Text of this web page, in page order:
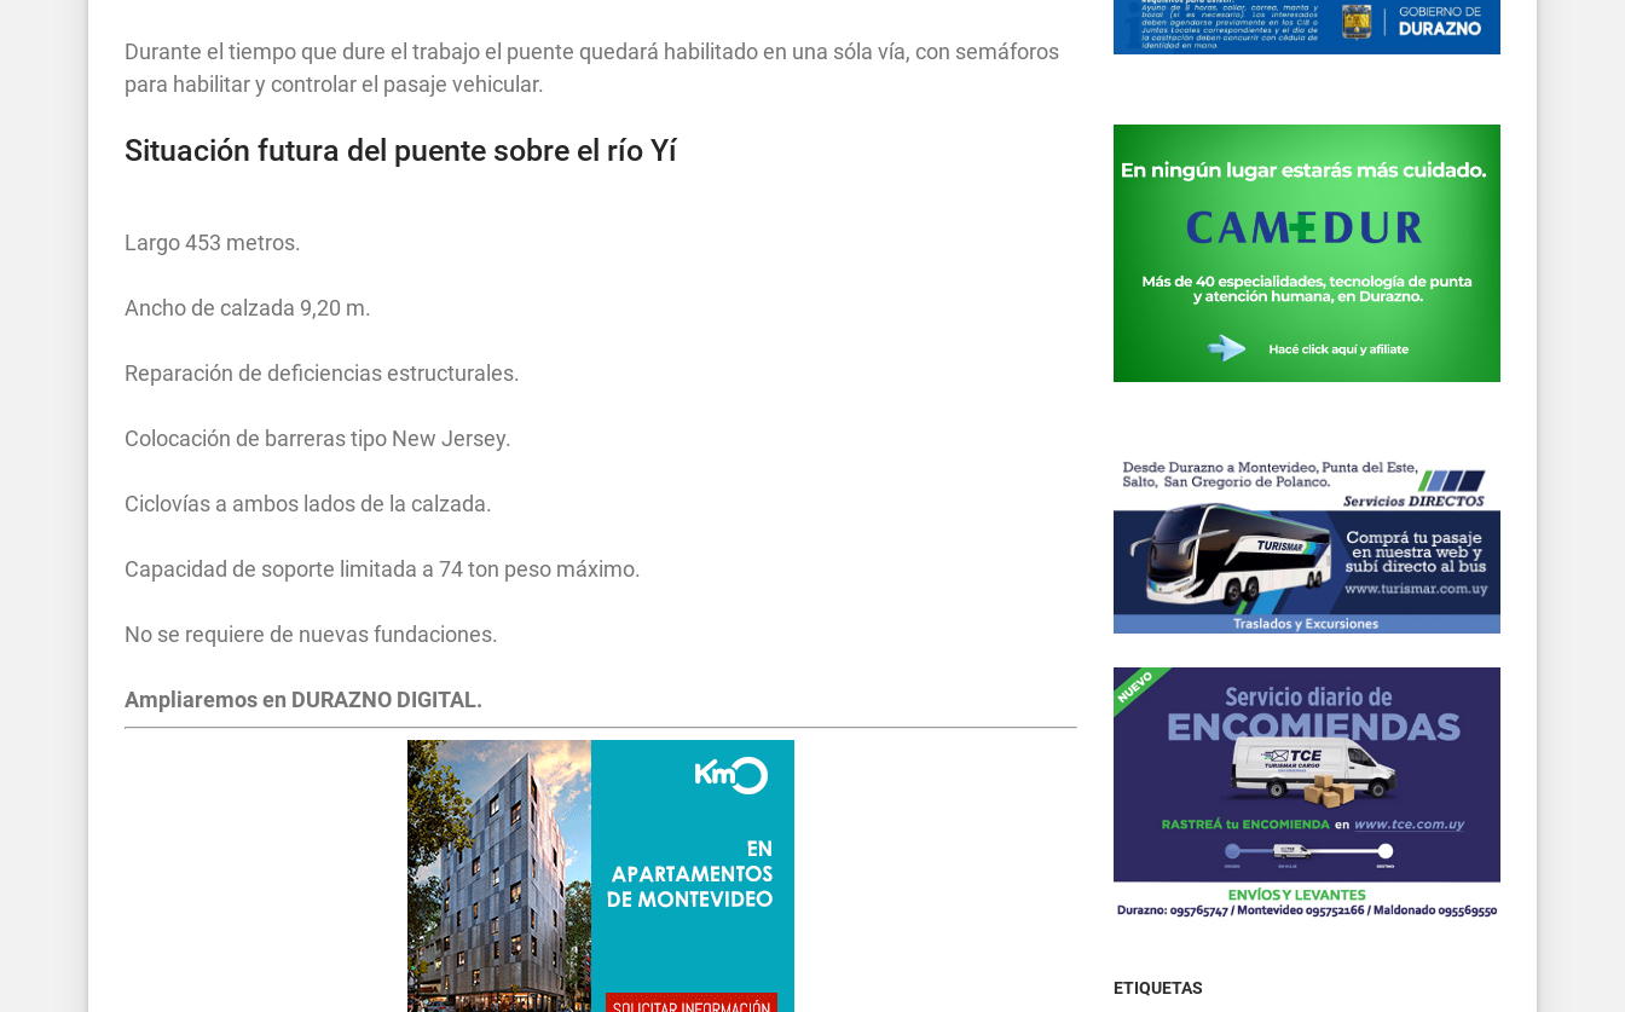
Durante el tiempo que dure el trabajo el puente quedará habilitado en una sóla vía, con semáforos
para habilitar y controlar el pasaje vehicular.
Situación futura del puente sobre el río Yí
Largo 453 metros.
Ancho de calzada 9,20 m.
Reparación de deficiencias estructurales.
Colocación de barreras tipo New Jersey.
Ciclovías a ambos lados de la calzada.
Capacidad de soporte limitada a 74 ton peso máximo.
No se requiere de nuevas fundaciones.
Ampliaremos en DURAZNO DIGITAL.
ETIQUETAS